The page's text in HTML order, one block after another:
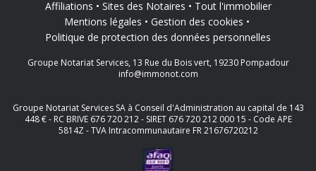
Affiliations
Sites des Notaires
Tout l'immobilier
Mentions légales
Gestion des cookies
Politique de protection des données personnelles
Groupe Notariat Services, 13 Rue du Bois vert, 19230 Pompadour
info@immonot.com
Groupe Notariat Services SA à Conseil d'Administration au capital de 143
448 € - RC BRIVE 676 720 212 - SIRET 676 720 212 000 15 - Code APE
5814Z - TVA Intracommunautaire FR 21676720212